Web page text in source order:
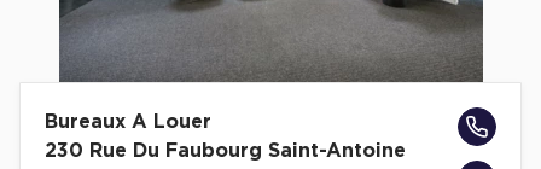
Bureaux A Louer
230 Rue Du Faubourg Saint-Antoine